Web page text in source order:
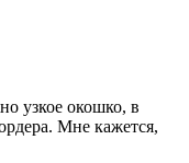
узкое окошко, в
Мне кажется,